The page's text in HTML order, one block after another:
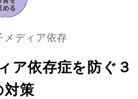
メディア依存
ア依存症を防ぐ３
対策